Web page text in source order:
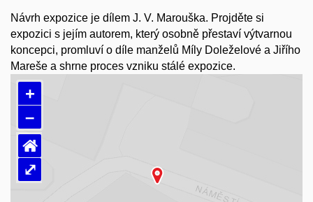
Návrh expozice je dílem J. V. Marouška. Projděte si
expozici s jejím autorem, který osobně přestaví výtvarnou
koncepci, promluví o díle manželů Míly Doleželové a Jiřího
Mareše a shrne proces vzniku stálé expozice.
Načítám mapu…
+
–
⌂
⤢